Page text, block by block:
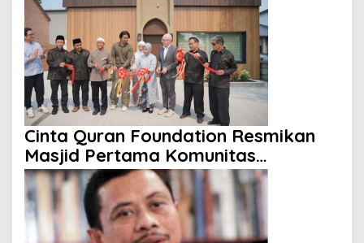
Cinta Quran Foundation Resmikan
Masjid Pertama Komunitas
Indonesia di Kanada